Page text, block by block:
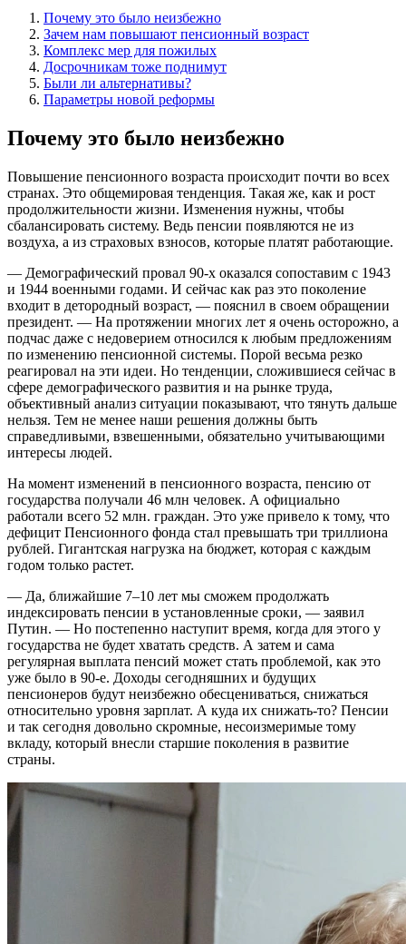
Почему это было неизбежно
Зачем нам повышают пенсионный возраст
Комплекс мер для пожилых
Досрочникам тоже поднимут
Были ли альтернативы?
Параметры новой реформы
Почему это было неизбежно
Повышение пенсионного возраста происходит почти во всех
странах. Это общемировая тенденция. Такая же, как и рост
продолжительности жизни. Изменения нужны, чтобы
сбалансировать систему. Ведь пенсии появляются не из
воздуха, а из страховых взносов, которые платят работающие.
— Демографический провал 90-х оказался сопоставим с 1943
и 1944 военными годами. И сейчас как раз это поколение
входит в детородный возраст, — пояснил в своем обращении
президент. — На протяжении многих лет я очень осторожно, а
подчас даже с недоверием относился к любым предложениям
по изменению пенсионной системы. Порой весьма резко
реагировал на эти идеи. Но тенденции, сложившиеся сейчас в
сфере демографического развития и на рынке труда,
объективный анализ ситуации показывают, что тянуть дальше
нельзя. Тем не менее наши решения должны быть
справедливыми, взвешенными, обязательно учитывающими
интересы людей.
На момент изменений в пенсионного возраста, пенсию от
государства получали 46 млн человек. А официально
работали всего 52 млн. граждан. Это уже привело к тому, что
дефицит Пенсионного фонда стал превышать три триллиона
рублей. Гигантская нагрузка на бюджет, которая с каждым
годом только растет.
— Да, ближайшие 7–10 лет мы сможем продолжать
индексировать пенсии в установленные сроки, — заявил
Путин. — Но постепенно наступит время, когда для этого у
государства не будет хватать средств. А затем и сама
регулярная выплата пенсий может стать проблемой, как это
уже было в 90-е. Доходы сегодняшних и будущих
пенсионеров будут неизбежно обесцениваться, снижаться
относительно уровня зарплат. А куда их снижать-то? Пенсии
и так сегодня довольно скромные, несоизмеримые тому
вкладу, который внесли старшие поколения в развитие
страны.